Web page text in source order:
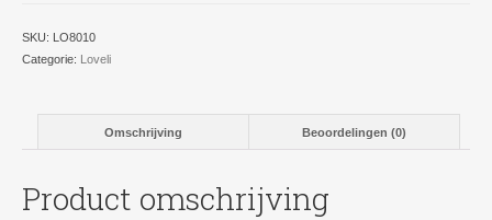
SKU: LO8010
Categorie: Loveli
Omschrijving Beoordelingen (0)
Product omschrijving